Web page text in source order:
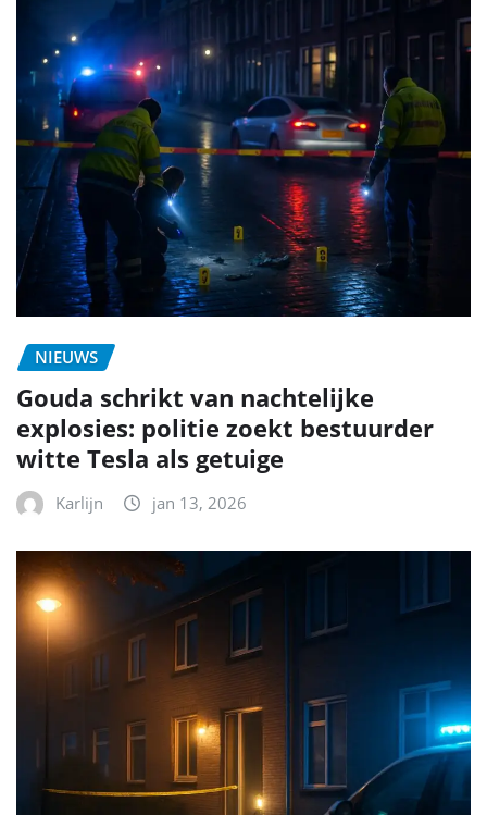
NIEUWS
Gouda schrikt van nachtelijke
explosies: politie zoekt bestuurder
witte Tesla als getuige
Karlijn jan 13, 2026